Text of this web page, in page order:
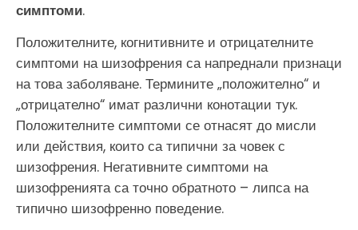
симптоми.
Положителните, когнитивните и отрицателните
симптоми на шизофрения са напреднали признаци
на това заболяване. Термините „положително“ и
„отрицателно“ имат различни конотации тук.
Положителните симптоми се отнасят до мисли
или действия, които са типични за човек с
шизофрения. Негативните симптоми на
шизофренията са точно обратното – липса на
типично шизофренно поведение.